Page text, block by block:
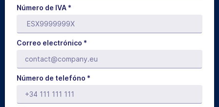
Número de IVA *
Correo electrónico *
Número de telefóno *